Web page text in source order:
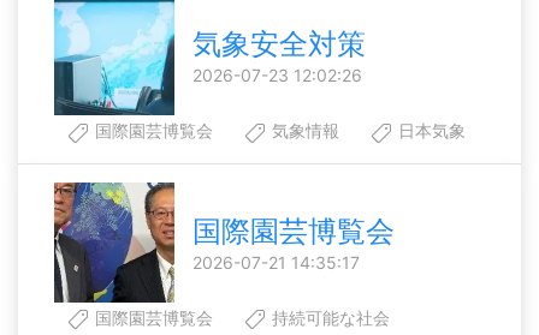
気象安全対策
2026-07-23 12:02:26
国際園芸博覧会 気象情報 日本気象
国際園芸博覧会
2026-07-21 14:35:17
国際園芸博覧会
持続可能な社会